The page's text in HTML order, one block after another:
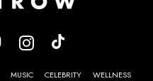
MUSIC CELEBRITY
WELLNESS